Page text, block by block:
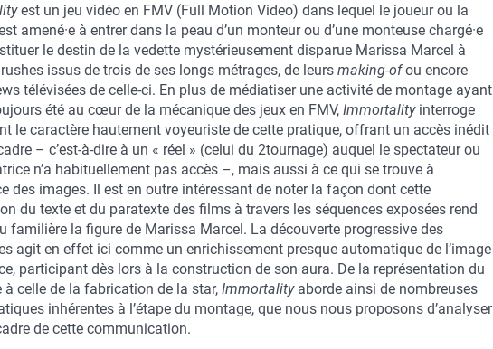
est un jeu vidéo en FMV (Full Motion Video) dans lequel le joueur ou la
amené·e à entrer dans la peau d’un monteur ou d’une monteuse chargé·e
le destin de la vedette mystérieusement disparue Marissa Marcel à
issus de trois de ses longs métrages, de leurs making-ofou encore
télévisées de celle-ci. En plus de médiatiser une activité de montage ayant
été au cœur de la mécanique des jeux en FMV, Immortalityinterroge
le caractère hautement voyeuriste de cette pratique, offrant un accès inédit
– c’est-à-dire à un « réel » (celui du 2tournage) auquel le spectateur ou
n’a habituellement pas accès –, mais aussi à ce qui se trouve à
des images. Il est en outre intéressant de noter la façon dont cette
du texte et du paratexte des films à travers les séquences exposées rend
familière la figure de Marissa Marcel. La découverte progressive des
agit en effet ici comme un enrichissement presque automatique de l’image
participant dès lors à la construction de son aura. De la représentation du
à celle de la fabrication de la star, Immortalityaborde ainsi de nombreuses
inhérentes à l’étape du montage, que nous nous proposons d’analyser
de cette communication.